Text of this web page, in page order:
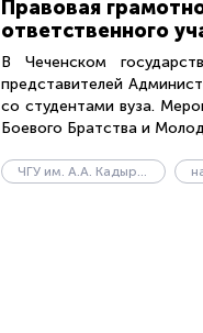
Правовая
ответственного
В Чеченском
представителей
со студентами вуза.
Боевого Братства и
ЧГУ им. А.А. Кадырова